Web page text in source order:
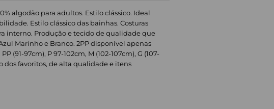
algodão para adultos. Estilo clássico. Ideal
Estilo clássico das bainhas. Costuras
interno. Produção e tecido de qualidade que
Marinho e Branco. 2PP disponível apenas
(91-97cm), P 97-102cm, M (102-107cm), G (107-
dos favoritos, de alta qualidade e itens